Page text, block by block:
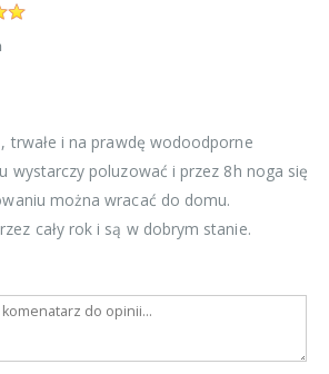
trwałe i na prawdę wodoodporne
wystarczy poluzować i przez 8h noga się
można wracać do domu.
cały rok i są w dobrym stanie.